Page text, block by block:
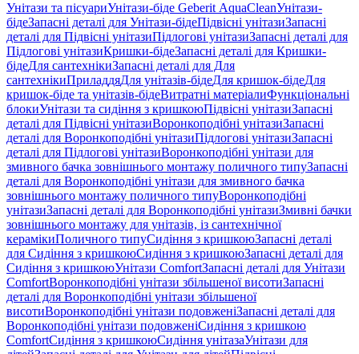
Унітази та пісуариУнітази-біде Geberit AquaCleanУнітази-
бідеЗапасні деталі для Унітази-бідеПідвісні унітазиЗапасні
деталі для Підвісні унітазиПідлогові унітазиЗапасні деталі для
Підлогові унітазиКришки-бідеЗапасні деталі для Кришки-
бідеДля сантехнікиЗапасні деталі для Для
сантехнікиПриладдяДля унітазів-бідеДля кришок-бідеДля
кришок-біде та унітазів-бідеВитратні матеріалиФункціональні
блокиУнітази та сидіння з кришкоюПідвісні унітазиЗапасні
деталі для Підвісні унітазиВоронкоподібні унітазиЗапасні
деталі для Воронкоподібні унітазиПідлогові унітазиЗапасні
деталі для Підлогові унітазиВоронкоподібні унітази для
змивного бачка зовнішнього монтажу поличного типуЗапасні
деталі для Воронкоподібні унітази для змивного бачка
зовнішнього монтажу поличного типуВоронкоподібні
унітазиЗапасні деталі для Воронкоподібні унітазиЗмивні бачки
зовнішнього монтажу для унітазів, із сантехнічної
керамікиПоличного типуСидіння з кришкоюЗапасні деталі
для Сидіння з кришкоюСидіння з кришкоюЗапасні деталі для
Сидіння з кришкоюУнітази ComfortЗапасні деталі для Унітази
ComfortВоронкоподібні унітази збільшеної висотиЗапасні
деталі для Воронкоподібні унітази збільшеної
висотиВоронкоподібні унітази подовженіЗапасні деталі для
Воронкоподібні унітази подовженіСидіння з кришкою
ComfortСидіння з кришкоюСидіння унітазаУнітази для